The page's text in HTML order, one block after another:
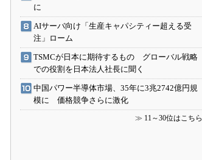
に
AIサーバ向け「生産キャパシティー超える受
注」ローム
TSMCが日本に期待するもの グローバル戦略
での役割を日本法人社長に聞く
中国パワー半導体市場、35年に3兆2742億円規
模に 価格競争さらに激化
≫ 11～30位はこちら